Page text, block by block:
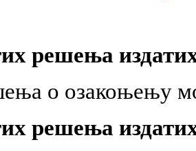
решења
о озакоњењу
решења